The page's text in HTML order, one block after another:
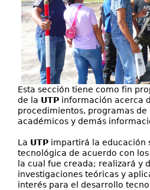
Esta sección tiene como fin
de la UTP información acerca
procedimientos, programas de
académicos y demás
La UTP impartirá la educación
tecnológica de acuerdo con
la cual fue creada; realizará y
investigaciones teóricas y
interés para el desarrollo